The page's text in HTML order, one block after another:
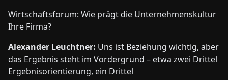
Wirtschaftsforum: Wie prägt die Unternehmenskultur
Ihre Firma?
Alexander Leuchtner: Uns ist Beziehung wichtig, aber
das Ergebnis steht im Vordergrund – etwa zwei Drittel
Ergebnisorientierung, ein Drittel